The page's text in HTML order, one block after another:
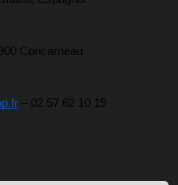
Concarneau
– 02 57 62 10 19